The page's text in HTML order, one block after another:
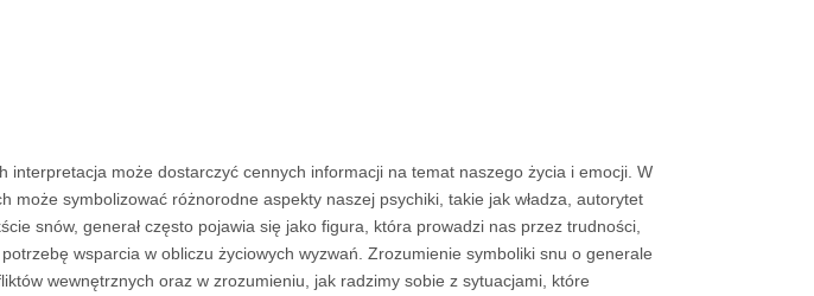
interpretacja może dostarczyć cennych informacji na temat naszego życia i emocji. W
może symbolizować różnorodne aspekty naszej psychiki, takie jak władza, autorytet
snów, generał często pojawia się jako figura, która prowadzi nas przez trudności,
wsparcia w obliczu życiowych wyzwań. Zrozumienie symboliki snu o generale
wewnętrznych oraz w zrozumieniu, jak radzimy sobie z sytuacjami, które